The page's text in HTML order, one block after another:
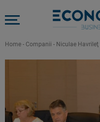
Home - Companii - Niculae